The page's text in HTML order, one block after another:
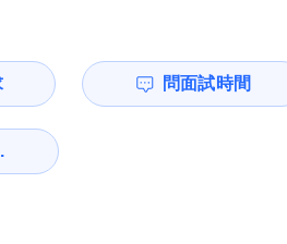
問面試時間